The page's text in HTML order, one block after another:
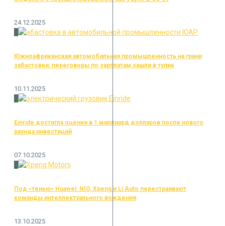
24.12.2025
3
Южноафриканская автомобильная промышленность на грани
забастовки: переговоры по зарплатам зашли в тупик
10.11.2025
4
Einride достигла оценки в 1 миллиард долларов после нового
раунда инвестиций
07.10.2025
5
Под «тенью» Huawei: NIO, Xpeng и Li Auto перестраивают
команды интеллектуального вождения
13.10.2025